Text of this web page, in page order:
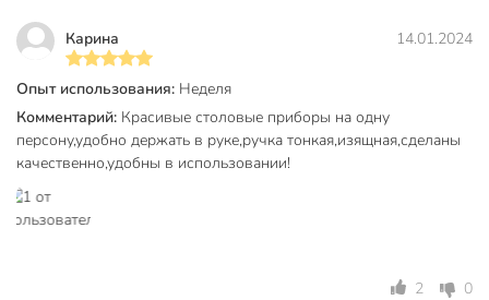
Можно мыть в посудомоечной
машине
Материал
сталь
Цвет
Стиль
приборов
Карина 14.01.2024
Опыт использования: Неделя
Комментарий: Красивые столовые приборы на одну
персону,удобно держать в руке,ручка тонкая,изящная,сделаны
качественно,удобны в использовании!
2 0